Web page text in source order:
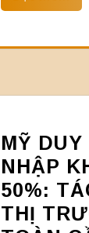
MỸ
NHẬP
50%:
THỊ